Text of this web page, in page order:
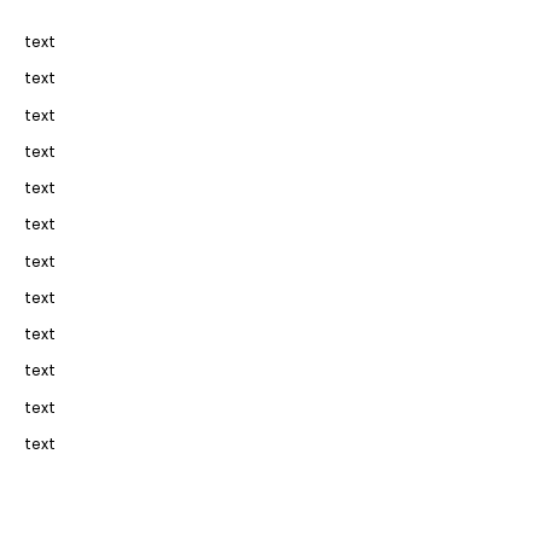
text
text
text
text
text
text
text
text
text
text
text
text